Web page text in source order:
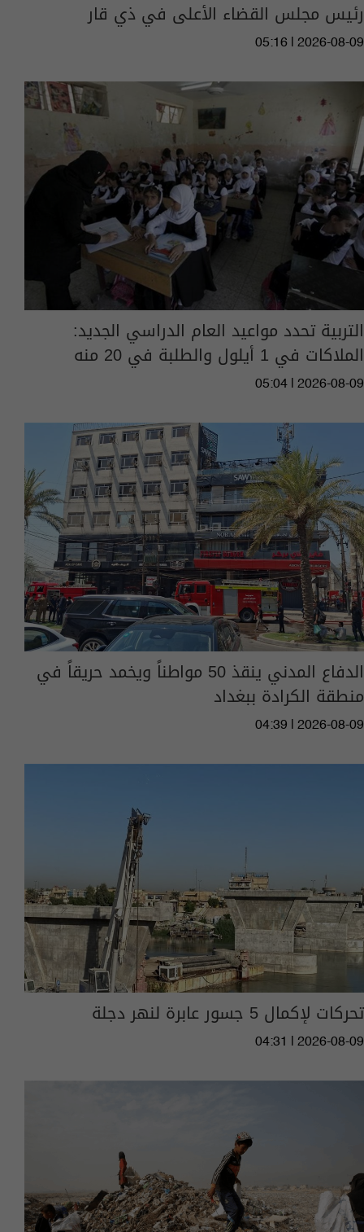
رئيس مجلس القضاء الأعلى في ذي قار
05:16 | 2026-08-09
التربية تحدد مواعيد العام الدراسي الجديد:
الملاكات في 1 أيلول والطلبة في 20 منه
05:04 | 2026-08-09
الدفاع المدني ينقذ 50 مواطناً ويخمد حريقاً في
منطقة الكرادة ببغداد
04:39 | 2026-08-09
تحركات لإكمال 5 جسور عابرة لنهر دجلة
04:31 | 2026-08-09